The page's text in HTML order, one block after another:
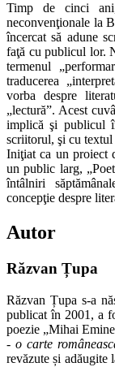
Timp de cinci
neconvenţionale la
încercat să adune
faţă cu publicul lor.
termenul
traducerea
vorba despre
„lectură”. Acest
implică şi publicul
scriitorul, şi cu textul
Iniţiat ca un proiect
un public larg,
întâlniri
concepţie despre
Autor
Răzvan Țupa
Răzvan Țupa s-a
publicat în 2001, a
poezie „Mihai
- o carte
revăzute și adăugite